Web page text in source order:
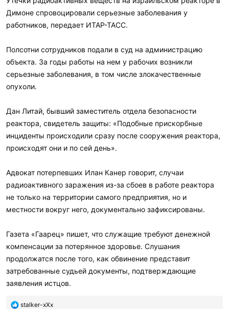
Димоне спровоцировали серьезные заболевания у
работников, передает ИТАР-ТАСС.
Полсотни сотрудников подали в суд на администрацию
объекта. За годы работы на нем у рабочих возникли
серьезные заболевания, в том числе злокачественные
опухоли.
Дан Литай, бывший заместитель отдела безопасности
реактора, свидетель защиты: «Подобные прискорбные
инциденты происходили сразу после сооружения реактора,
происходят они и по сей день».
Адвокат потерпевших Илан Канер говорит, случаи
радиоактивного заражения из-за сбоев в работе реактора
не только на территории самого предприятия, но и
местности вокруг него, документально зафиксированы.
Газета «Гаарец» пишет, что служащие требуют денежной
компенсации за потерянное здоровье. Слушания
продолжатся после того, как обвинение представит
затребованные судьей документы, подтверждающие
заявления истцов.
П
stalker-xXx